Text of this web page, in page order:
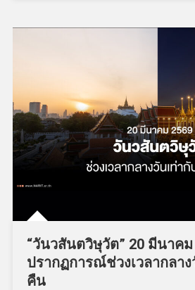
“วันวสันตวิษุวัต” 20 มีนาคม
ปรากฏการณ์ช่วงเวลากลา
คืน